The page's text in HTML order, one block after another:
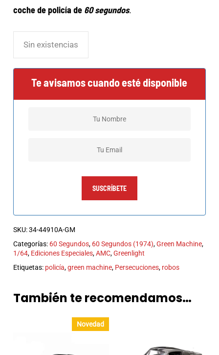
coche de policía de 60 segundos.
Sin existencias
Te avisamos cuando esté disponible
SUSCRÍBETE
SKU:34-44910A-GM
Categorías: 60 Segundos, 60 Segundos (1974),Green Machine,
1/64, Ediciones Especiales,AMC,Greenlight
Etiquetas: policía,green machine, Persecuciones, robos
También te recomendamos…
Novedad